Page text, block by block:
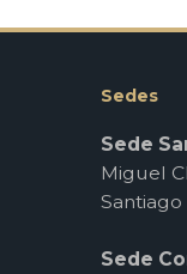
Sedes
Sede
Miguel
Santiago
Sede